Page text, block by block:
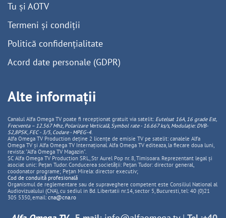
Tu și AOTV
Termeni și condiții
Politică confidențialitate
Acord date personale (GDPR)
Alte informații
Canalul Alfa Omega TV poate fi recepționat gratuit via satelit: Eutelsat 16A, 16 grade Est,
Frecventa – 12.567 Mhz, PolarizareVerticală, Symbol rate - 16.667 ks/s, Modulație: DVB-
S2,8PSK, FEC - 3/5, Codare - MPEG-4.
Alfa Omega TV Production deține 2 licențe de emisie TV pe satelit: canalele Alfa
Omega TV și Alfa Omega TV Internațional. Alfa Omega TV editeaza, la fiecare doua luni,
revista: "Alfa Omega TV Magazin".
SC Alfa Omega TV Production SRL, Str Aurel Pop nr. 8, Timisoara. Reprezentant legal și
asociat unic: Pețan Tudor. Conducerea societății: Pețan Tudor: director general,
coodonator programe; Pețan Mirela: director executiv;
Cod de conduită profesională
Organismul de reglementare sau de supraveghere competent este Consiliul National al
Audiovizualului (CNA), cu sediul in Bd. Libertatii nr.14, sector 5, Bucuresti, tel: 40 (0)21
305 5350, email: cna@cna.ro